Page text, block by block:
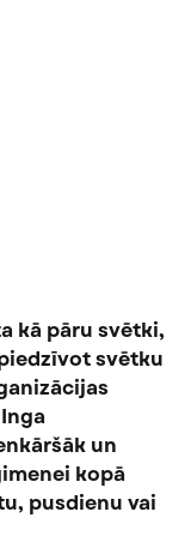
kā pāru svētki,
svētku
un
kopā
pusdienu vai